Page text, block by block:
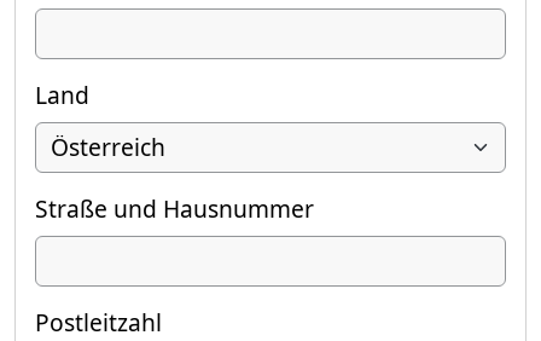
Land
Straße und Hausnummer
Postleitzahl